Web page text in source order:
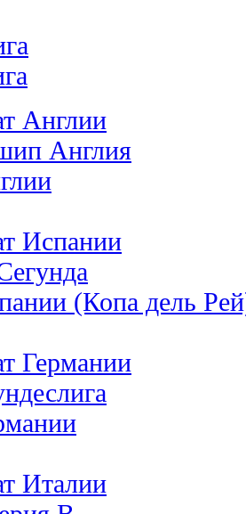
Англии
Англия
Испании
(Копа дель
Германии
Италии